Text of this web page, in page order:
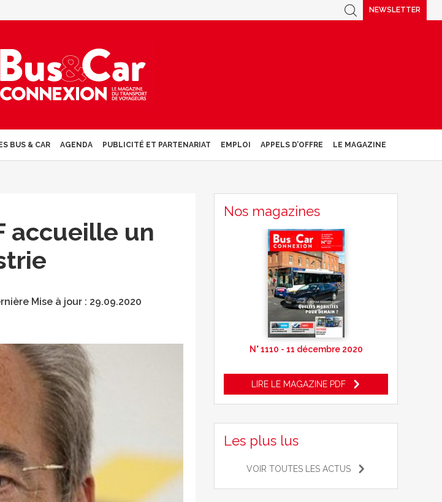
NEWSLETTER
BUS & CAR AGENDA PUBLICITÉ ET PARTENARIAT EMPLOI APPELS D’OFFRE LE MAGAZINE
accueille un
Mise à jour : 29.09.2020
Nos magazines
N° 1110 - 11 décembre 2020
LIRE LE MAGAZINE PDF
Les plus lus
VOIR TOUTES LES ACTUS